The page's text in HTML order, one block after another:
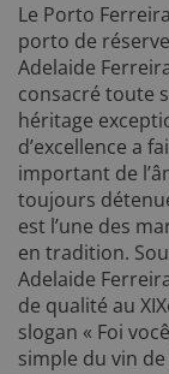
Le Porto
porto de
Adelaide
consacré toute
héritage
d’excellence a
important de
toujours
est l’une des
en tradition.
Adelaide
de qualité au
slogan « Foi
simple du vin